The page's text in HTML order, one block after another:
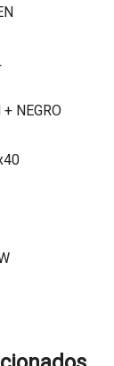
+ NEGRO